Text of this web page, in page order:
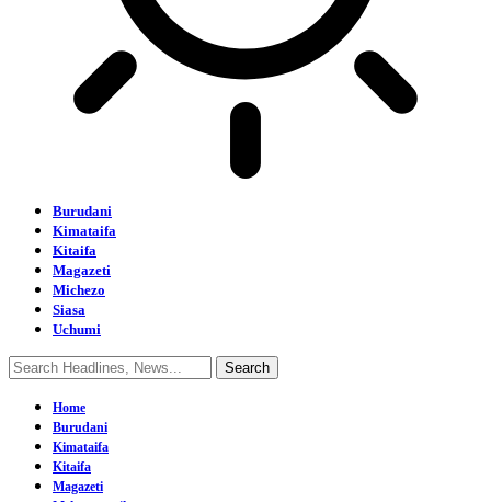
Burudani
Kimataifa
Kitaifa
Magazeti
Michezo
Siasa
Uchumi
Home
Burudani
Kimataifa
Kitaifa
Magazeti